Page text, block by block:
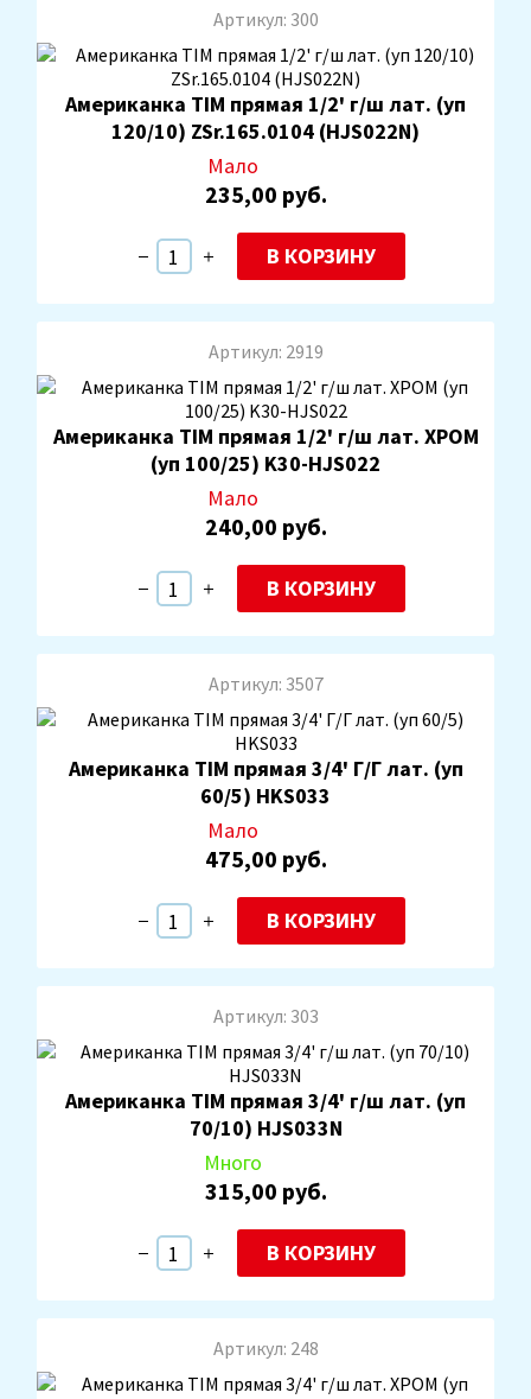
Артикул: 300
Американка TIM прямая 1/2' г/ш лат. (уп
120/10) ZSr.165.0104 (HJS022N)
Мало
235,00 руб.
В КОРЗИНУ
Артикул: 2919
Американка TIM прямая 1/2' г/ш лат. ХРОМ
(уп 100/25) K30-HJS022
Мало
240,00 руб.
В КОРЗИНУ
Артикул: 3507
Американка TIM прямая 3/4' Г/Г лат. (уп
60/5) HKS033
Мало
475,00 руб.
В КОРЗИНУ
Артикул: 303
Американка TIM прямая 3/4' г/ш лат. (уп
70/10) HJS033N
Много
315,00 руб.
В КОРЗИНУ
Артикул: 248